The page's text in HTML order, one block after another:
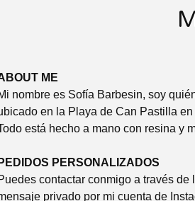
ME
nombre es Sofía Barbesin, soy
en la Playa de Can Pastilla
está hecho a mano con resina y
PEDIDOS PERSONALIZADOS
contactar conmigo a través de
privado por mi cuenta de